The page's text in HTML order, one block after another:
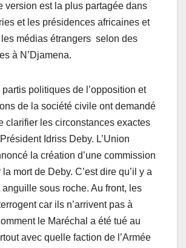
version est la plus partagée dans
et les présidences africaines et
médias étrangers selon des
à N’Djamena.
politiques de l’opposition et
de la société civile ont demandé
clarifier les circonstances exactes
Idriss Deby. L’Union
la création d’une commission
la mort de Deby. C’est dire qu’il y a
sous roche. Au front, les
car ils n’arrivent pas à
le Maréchal a été tué au
avec quelle faction de l’Armée